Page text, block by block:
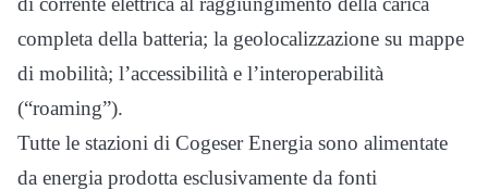
completa della batteria; la geolocalizzazione su mappe
di mobilità; l’accessibilità e l’interoperabilità
(“roaming”).
Tutte le stazioni di Cogeser Energia sono alimentate
da energia prodotta esclusivamente da fonti